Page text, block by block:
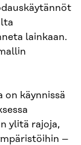
lainkaan.
on käynnissä
ylitä rajoja,
–